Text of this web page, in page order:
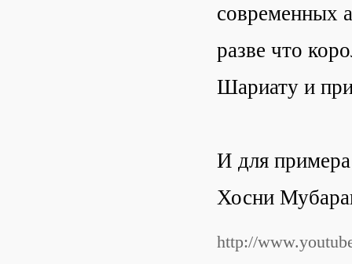
современных
разве что
Шариату и
И для примера
Хосни
http://